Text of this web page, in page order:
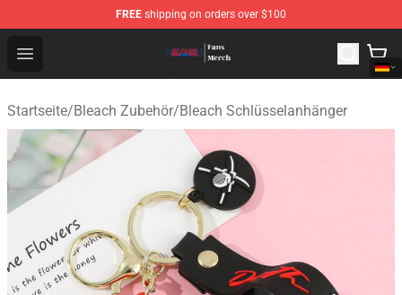
FREE shipping on orders over $100
Open menu
Bleach Store - Official Bleach Merchandise Shop
Startseite/Bleach Zubehör/Bleach Schlüsselanhänger